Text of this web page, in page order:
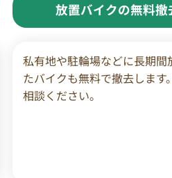
放置バイクの無料撤
私有地や駐輪場などに長期間
たバイクも無料で撤去します
相談ください。